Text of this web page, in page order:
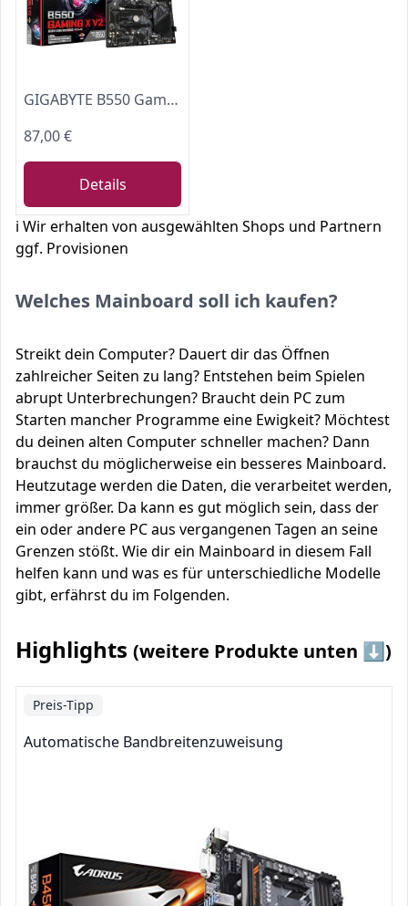
GIGABYTE B550 Gaming X V2 Mainboard – AMD Ryzen 5000 CPUs, ATX Mainboard, 10+3 Phasen VRM, bis zu 4733 MHz DDR4, PCIe 4.0 + PCIe 3.0 M.2, 1GbE LAN, USB 3.2 Gen 2
87,00 €
Details
ℹ️ Wir erhalten von ausgewählten Shops und Partnern
ggf. Provisionen
Welches Mainboard soll ich kaufen?
Streikt dein Computer? Dauert dir das Öffnen
zahlreicher Seiten zu lang? Entstehen beim Spielen
abrupt Unterbrechungen? Braucht dein PC zum
Starten mancher Programme eine Ewigkeit? Möchtest
du deinen alten Computer schneller machen? Dann
brauchst du möglicherweise ein besseres Mainboard.
Heutzutage werden die Daten, die verarbeitet werden,
immer größer. Da kann es gut möglich sein, dass der
ein oder andere PC aus vergangenen Tagen an seine
Grenzen stößt. Wie dir ein Mainboard in diesem Fall
helfen kann und was es für unterschiedliche Modelle
gibt, erfährst du im Folgenden.
Highlights (weitere Produkte unten ⬇️)
Preis-Tipp
Automatische Bandbreitenzuweisung